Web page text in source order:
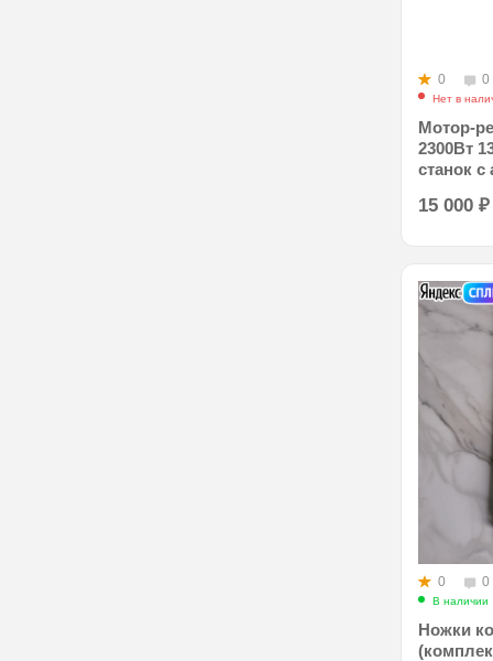
0 0
Нет в
Мотор-
2300Вт
станок с
15 000₽
0 0
В наличии
Ножки